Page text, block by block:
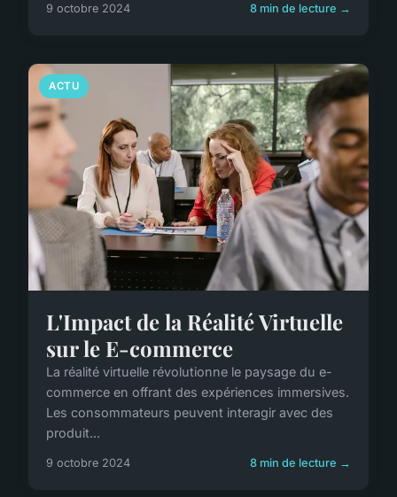
9 octobre 2024 8 min de lecture →
ACTU
L'Impact de la Réalité Virtuelle
sur le E-commerce
La réalité virtuelle révolutionne le paysage du e-
commerce en offrant des expériences immersives.
Les consommateurs peuvent interagir avec des
produit...
9 octobre 2024 8 min de lecture →